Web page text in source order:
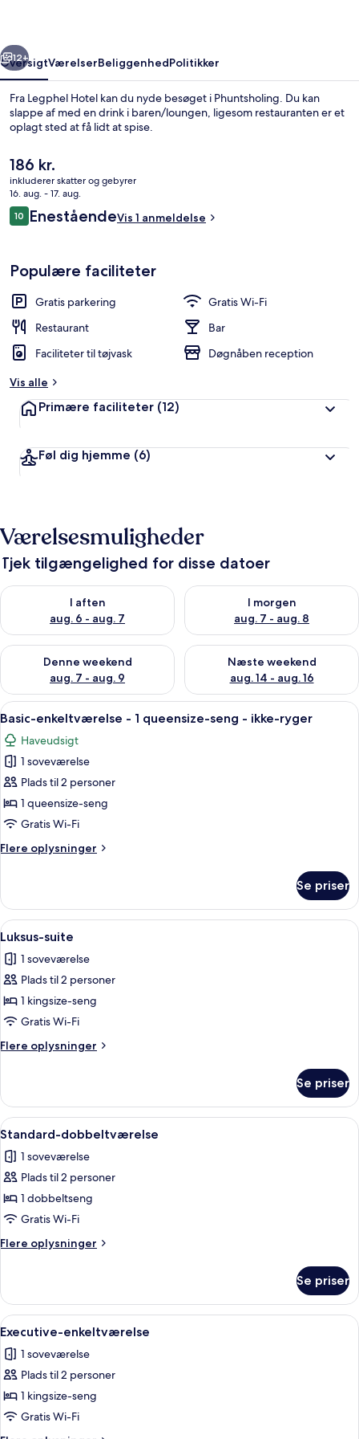
Næste
12+
OversigtVærelserBeliggenhedPolitikker
Fra Legphel Hotel kan du nyde besøget i Phuntsholing. Du kan
slappe af med en drink i baren/loungen, ligesom restauranten er et
oplagt sted at få lidt at spise.
Den
nuværende
pris
er
186 kr.
186 kr.
inkluderer skatter og gebyrer
16. aug. - 17. aug.
Anmeldelser
1010 ud af 10.
EneståendeVis 1 anmeldelse
Populære faciliteter
Gratis parkering
Gratis Wi-Fi
Restaurant
Bar
Faciliteter til tøjvask
Døgnåben reception
Vis alle
Primære faciliteter (12)
Føl dig hjemme (6)
Værelsesmuligheder
Tjek tilgængelighed for disse datoer
I aften
aug. 6 - aug. 7
Tjek tilgængelighed for i aften aug. 6 - aug. 7
I morgen
aug. 7 - aug. 8
Tjek tilgængelighed for i
Denne weekend
aug. 7 - aug. 9
Tjek tilgængelighed for denne weekend aug. 7 - aug. 9
Næste weekend
aug. 14 - aug. 16
Tjek tilgængelighed for næste
Indlæs
alle
billeder
af
Basic-
enkeltværelse
-
queensize-
ikke-
ryger
Et hotelværelse med en stor seng,
1
Basic-enkeltværelse - 1 queensize-seng - ikke-ryger
Haveudsigt
1 soveværelse
Plads til 2 personer
1 queensize-seng
Gratis Wi-Fi
Flere oplysninger
Flere
enkeltværelse
1
seng
ryger
Se priser
Indlæs
alle
billeder
af
Luksus-
suite
Et badeværelse med et fristående
3
Luksus-suite
1 soveværelse
Plads til 2 personer
1 kingsize-seng
Gratis Wi-Fi
Flere oplysninger
Flere
suite
Se priser
Indlæs
alle
billeder
af
Standard-
dobbeltværelse
Et hotelværelse med to senge, et
1
Standard-dobbeltværelse
1 soveværelse
Plads til 2 personer
1 dobbeltseng
Gratis Wi-Fi
Flere oplysninger
Flere
dobbeltværelse
Se priser
Indlæs
alle
billeder
af
Executive-
enkeltværelse
Et soveværelse med seng, sofa,
1
Executive-enkeltværelse
1 soveværelse
Plads til 2 personer
1 kingsize-seng
Gratis Wi-Fi